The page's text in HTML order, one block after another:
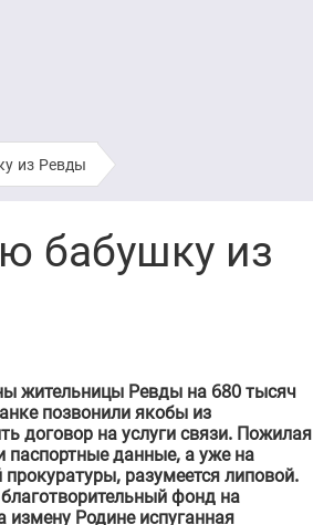
из Ревды
бабушку из
жительницы Ревды на 680 тысяч
позвонили якобы из
договор на услуги связи. Пожилая
данные, а уже на
разумеется липовой.
фонд на
измену Родине испуганная